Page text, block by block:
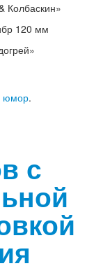
Колбаскин»
120 мм
юмор.
с